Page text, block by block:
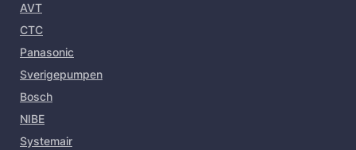
AVT
CTC
Panasonic
Sverigepumpen
Bosch
NIBE
Systemair